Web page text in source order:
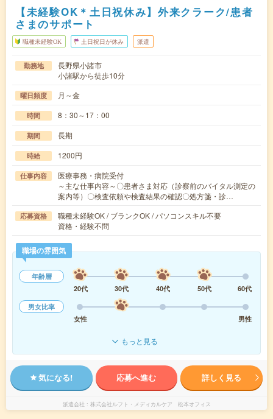
【未経験OK＊土日祝休み】外来クラーク/患者
さまのサポート
職種未経験OK 土日祝日が休み 派遣
勤務地
長野県小諸市
小諸駅から徒歩10分
曜日頻度 月～金
時間 8：30～17：00
期間 長期
時給 1200円
仕事内容
医療事務・病院受付
～主な仕事内容～〇患者さま対応（診察前のバイタル測定の
案内等）〇検査依頼や検査結果の確認〇処方箋・診…
応募資格
職種未経験OK / ブランクOK / パソコンスキル不要
資格・経験不問
職場の雰囲気
年齢層
20代
30代 40代 50代
60代
男女比率
女性
男性
もっと見る
気になる! 応募へ進む 詳しく見る
派遣会社 株式会社ルフト・メディカルケア 松本オフィス